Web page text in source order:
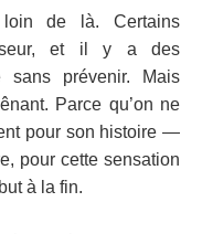
de là. Certains
et il y a des
sans prévenir. Mais
Parce qu’on ne
pour son histoire —
pour cette sensation
à la fin.